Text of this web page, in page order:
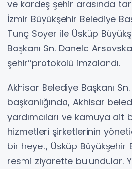
ve kardeş şehir arasında
İzmir Büyükşehir Belediye
Tunç Soyer ile Üsküp
Başkanı Sn. Danela
şehir’’protokolü imzalandı.
Akhisar Belediye Başkanı
başkanlığında, Akhisar
yardımcıları ve kamuya ait
hizmetleri şirketlerinin
bir heyet, Üsküp Büyükşehir
resmi ziyarette bulundular.